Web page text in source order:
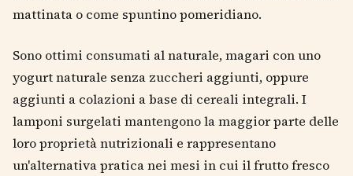
mattinata o come spuntino pomeridiano.
Sono ottimi consumati al naturale, magari con uno
yogurt naturale senza zuccheri aggiunti, oppure
aggiunti a colazioni a base di cereali integrali. I
lamponi surgelati mantengono la maggior parte delle
loro proprietà nutrizionali e rappresentano
un'alternativa pratica nei mesi in cui il frutto fresco